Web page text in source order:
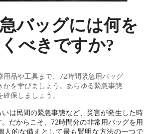
バッグには何を
べきですか?
用品や工具まで、72時間緊急用バッグ
かを学びましょう。あらゆる緊急事態
保しましょう。
は民間の緊急事態など、災害が発生した時
だからこそ、72時間分の非常用バッグを用
人的な備えとして最も賢明な方法の一つで